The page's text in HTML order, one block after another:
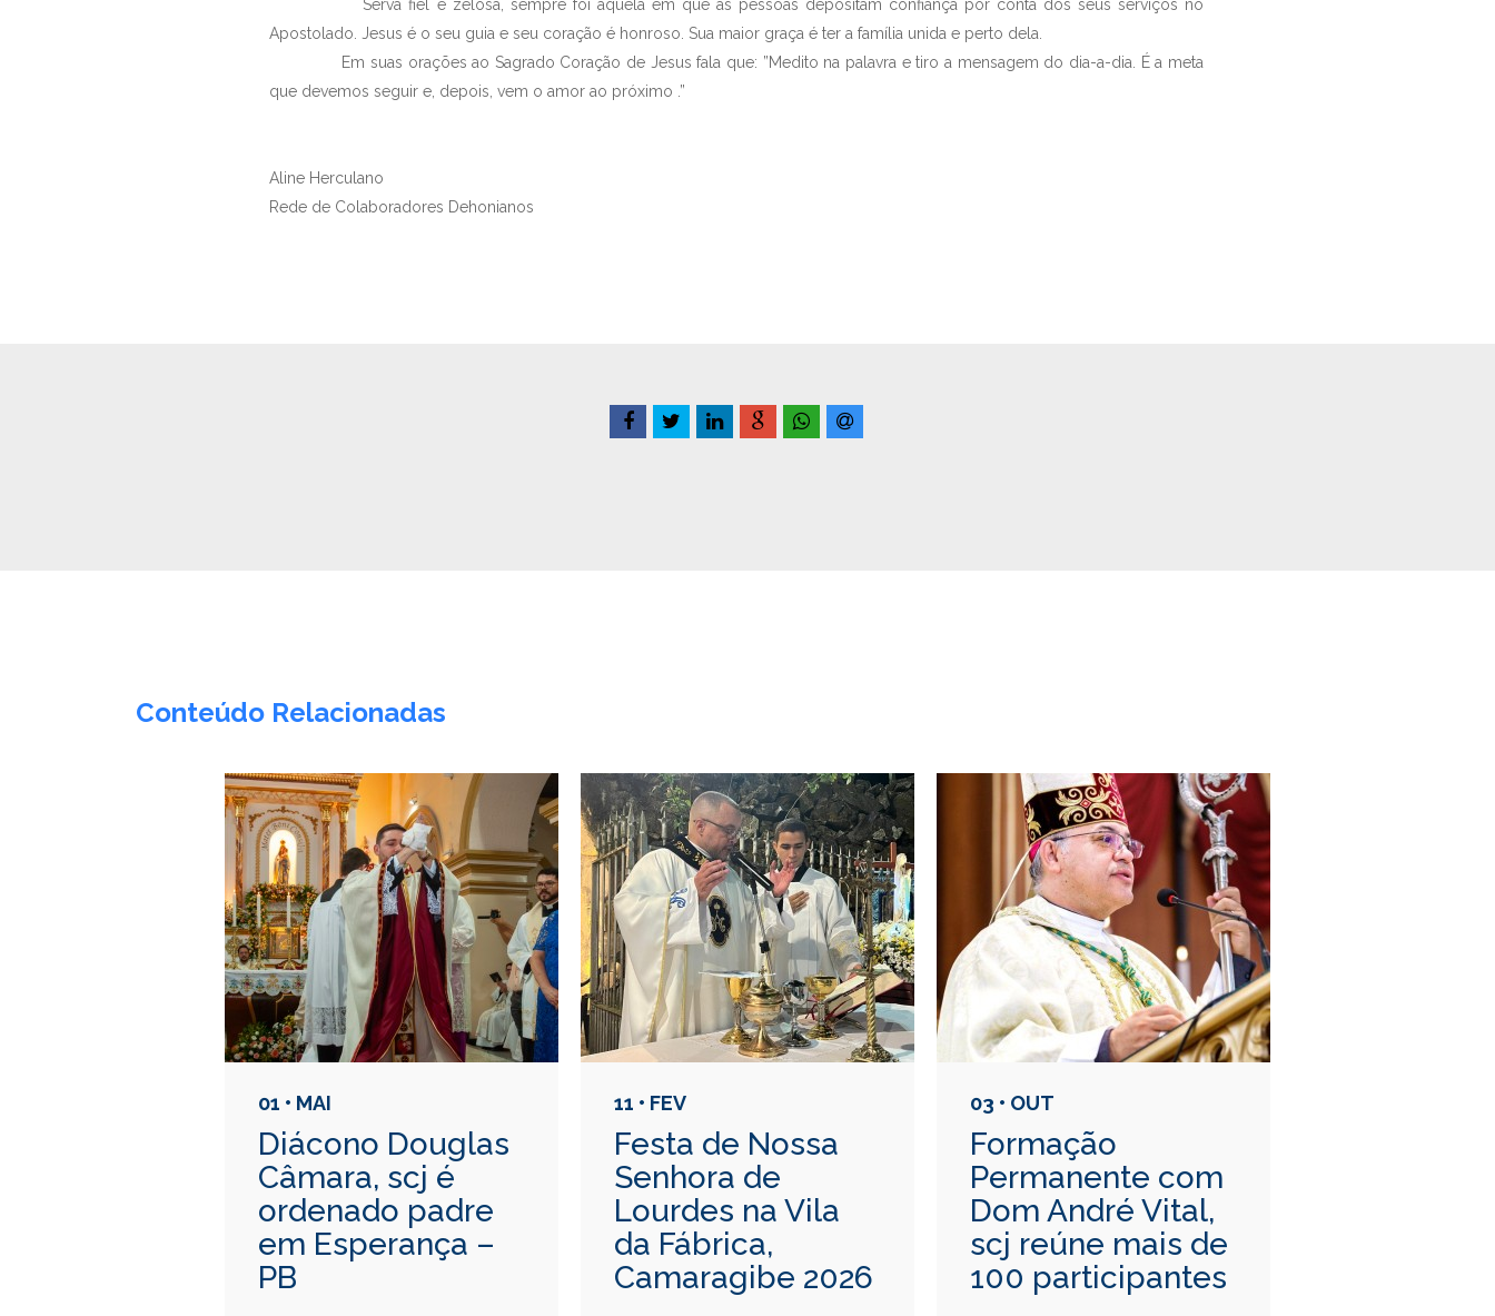
Serva fiel e zelosa, sempre foi aquela em que as pessoas depositam confiança por conta dos seus serviços no
Apostolado. Jesus é o seu guia e seu coração é honroso. Sua maior graça é ter a família unida e perto dela.
Em suas orações ao Sagrado Coração de Jesus fala que: ”Medito na palavra e tiro a mensagem do dia-a-dia. É a meta
que devemos seguir e, depois, vem o amor ao próximo .”
Aline Herculano
Rede de Colaboradores Dehonianos
Conteúdo Relacionadas
01 • MAI
Diácono Douglas
Câmara, scj é
ordenado padre
em Esperança –
PB
11 • FEV
Festa de Nossa
Senhora de
Lourdes na Vila
da Fábrica,
Camaragibe 2026
03 • OUT
Formação
Permanente com
Dom André Vital,
scj reúne mais de
100 participantes